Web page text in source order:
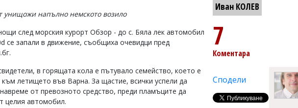
унищожи напълно немското возило
след морския курорт Обзор - до с. Бяла лек автомобил
се запали в движение, съобщиха очевидци пред
в горящата кола е пътувало семейство, което е
летището във Варна. За щастие, всички успели да
от превозното средство, преди пламъците да
целия автомобил.
Иван КОЛЕВ
7
Коментара
Сподели